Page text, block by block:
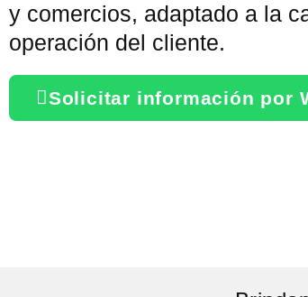
y comercios, adaptado a la
operación del cliente.
Solicitar información por